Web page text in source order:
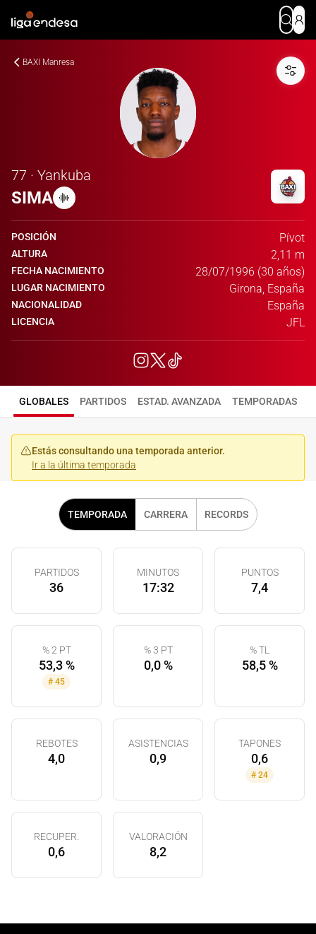
BAXI Manresa
77 · Yankuba
SIMA
POSICIÓN Pívot
ALTURA 2,11 m
FECHA NACIMIENTO 28/07/1996 (30 años)
LUGAR NACIMIENTO Girona, España
NACIONALIDAD España
LICENCIA JFL
GLOBALES PARTIDOS ESTAD. AVANZADA TEMPORADAS
Estás consultando una temporada anterior.
Ir a la última temporada
TEMPORADA CARRERA RECORDS
PARTIDOS
36
MINUTOS
17:32
PUNTOS
7,4
% 2 PT
53,3 %
# 45
% 3 PT
0,0 %
% TL
58,5 %
REBOTES
4,0
ASISTENCIAS
0,9
TAPONES
0,6
# 24
RECUPER.
0,6
VALORACIÓN
8,2